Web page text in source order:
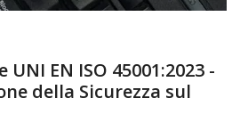
EN ISO 45001:2023 -
della Sicurezza sul